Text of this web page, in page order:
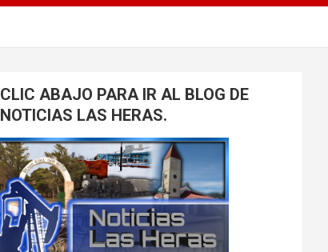
CLIC ABAJO PARA IR AL BLOG DE
NOTICIAS LAS HERAS.